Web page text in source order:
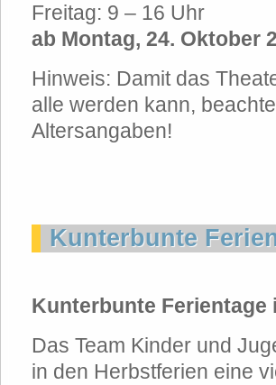
Freitag: 9 – 16 Uhr
ab Montag, 24. Oktober
Hinweis: Damit das
alle werden kann,
Altersangaben!
Kunterbunte
Kunterbunte Ferientage
Das Team Kinder und
in den Herbstferien eine